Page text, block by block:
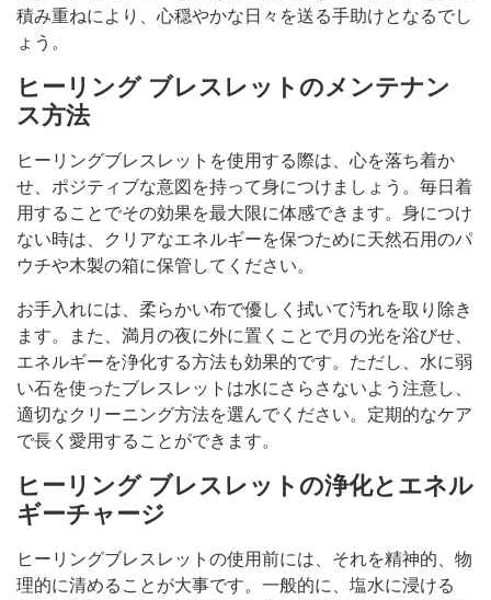
積み重ねにより、心穏やかな日々を送る手助けとなるでし
ょう。
ヒーリング ブレスレットのメンテナン
ス方法
ヒーリングブレスレットを使用する際は、心を落ち着か
せ、ポジティブな意図を持って身につけましょう。毎日着
用することでその効果を最大限に体感できます。身につけ
ない時は、クリアなエネルギーを保つために天然石用のパ
ウチや木製の箱に保管してください。
お手入れには、柔らかい布で優しく拭いて汚れを取り除き
ます。また、満月の夜に外に置くことで月の光を浴びせ、
エネルギーを浄化する方法も効果的です。ただし、水に弱
い石を使ったブレスレットは水にさらさないよう注意し、
適切なクリーニング方法を選んでください。定期的なケア
で長く愛用することができます。
ヒーリング ブレスレットの浄化とエネル
ギーチャージ
ヒーリングブレスレットの使用前には、それを精神的、物
理的に清めることが大事です。一般的に、塩水に浸ける